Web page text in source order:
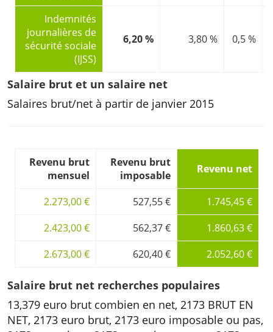
Indemnités
journalières de
sécurité sociale
(IJSS)
6,20 % 3,80 % 0,5 %
Salaire brut et un salaire net
Salaires brut/net à partir de janvier 2015
Revenu brut
mensuel
Revenu brut
imposable
Revenu net
2.273,00 € 527,55 €
1.745,45 €
2.423,00 €
562,37 €
1.860,63 €
2.673,00 €
620,40 € 2.052,60 €
Salaire brut net recherches populaires
13,379 euro brut combien en net, 2173 BRUT EN
NET, 2173 euro brut, 2173 euro imposable ou pas,